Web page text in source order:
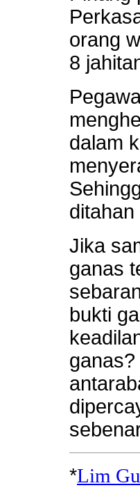
orang
8
dalam
Jika
ganas
bukti
*Lim